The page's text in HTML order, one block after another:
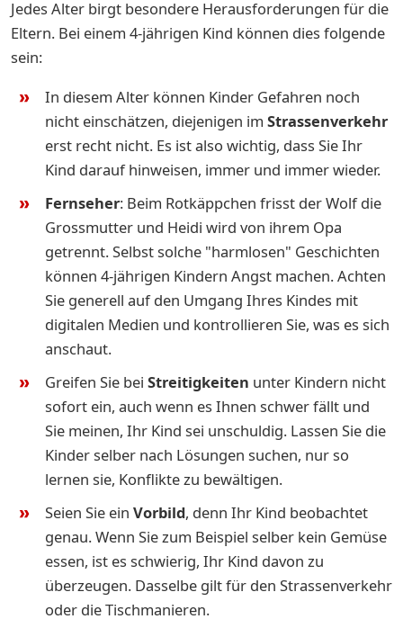
Jedes Alter birgt besondere Herausforderungen für die
Eltern. Bei einem 4-jährigen Kind können dies folgende
sein:
In diesem Alter können Kinder Gefahren noch
nicht einschätzen, diejenigen im Strassenverkehr
erst recht nicht. Es ist also wichtig, dass Sie Ihr
Kind darauf hinweisen, immer und immer wieder.
Fernseher: Beim Rotkäppchen frisst der Wolf die
Grossmutter und Heidi wird von ihrem Opa
getrennt. Selbst solche "harmlosen" Geschichten
können 4-jährigen Kindern Angst machen. Achten
Sie generell auf den Umgang Ihres Kindes mit
digitalen Medien und kontrollieren Sie, was es sich
anschaut.
Greifen Sie bei Streitigkeiten unter Kindern nicht
sofort ein, auch wenn es Ihnen schwer fällt und
Sie meinen, Ihr Kind sei unschuldig. Lassen Sie die
Kinder selber nach Lösungen suchen, nur so
lernen sie, Konflikte zu bewältigen.
Seien Sie ein Vorbild, denn Ihr Kind beobachtet
genau. Wenn Sie zum Beispiel selber kein Gemüse
essen, ist es schwierig, Ihr Kind davon zu
überzeugen. Dasselbe gilt für den Strassenverkehr
oder die Tischmanieren.